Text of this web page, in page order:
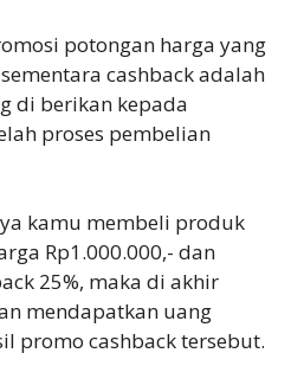
potongan harga yang
cashback adalah
di berikan kepada
proses pembelian
kamu membeli produk
Rp1.000.000,- dan
25%, maka di akhir
mendapatkan uang
promo cashback tersebut.